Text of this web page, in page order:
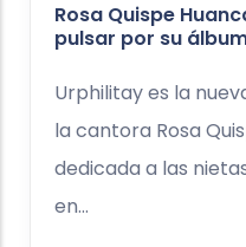
Rosa Quispe
pulsar por su
Urphilitay es la
la cantora Rosa
dedicada a las
en...